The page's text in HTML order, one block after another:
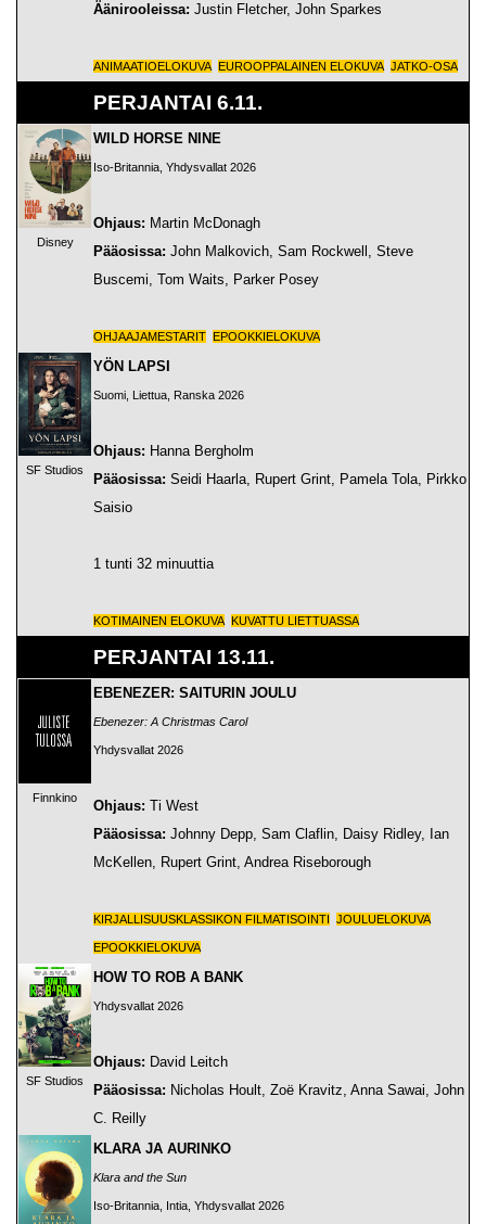
Äänirooleissa: Justin Fletcher, John Sparkes
ANIMAATIOELOKUVA EUROOPPALAINEN ELOKUVA JATKO-OSA
PERJANTAI 6.11.
Disney
WILD HORSE NINE
Iso-Britannia, Yhdysvallat 2026
Ohjaus: Martin McDonagh
Pääosissa: John Malkovich, Sam Rockwell, Steve
Buscemi, Tom Waits, Parker Posey
OHJAAJAMESTARIT EPOOKKIELOKUVA
SF Studios
YÖN LAPSI
Suomi, Liettua, Ranska 2026
Ohjaus: Hanna Bergholm
Pääosissa: Seidi Haarla, Rupert Grint, Pamela Tola, Pirkko
Saisio
1 tunti 32 minuuttia
KOTIMAINEN ELOKUVA KUVATTU LIETTUASSA
PERJANTAI 13.11.
Finnkino
EBENEZER: SAITURIN JOULU
Ebenezer: A Christmas Carol
Yhdysvallat 2026
Ohjaus: Ti West
Pääosissa: Johnny Depp, Sam Claflin, Daisy Ridley, Ian
McKellen, Rupert Grint, Andrea Riseborough
KIRJALLISUUSKLASSIKON FILMATISOINTI JOULUELOKUVA
EPOOKKIELOKUVA
SF Studios
HOW TO ROB A BANK
Yhdysvallat 2026
Ohjaus: David Leitch
Pääosissa: Nicholas Hoult, Zoë Kravitz, Anna Sawai, John
C. Reilly
KLARA JA AURINKO
Klara and the Sun
Iso-Britannia, Intia, Yhdysvallat 2026